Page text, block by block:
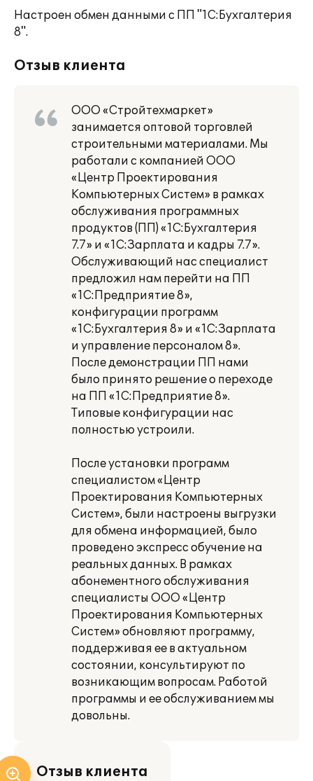
Настроен обмен данными с ПП "1С:Бухгалтерия
8".
Отзыв клиента
ООО «Стройтехмаркет»
занимается оптовой торговлей
строительными материалами. Мы
работали с компанией ООО
«Центр Проектирования
Компьютерных Систем» в рамках
обслуживания программных
продуктов (ПП) «1С:Бухгалтерия
7.7» и «1С:Зарплата и кадры 7.7».
Обслуживающий нас специалист
предложил нам перейти на ПП
«1С:Предприятие 8»,
конфигурации программ
«1С:Бухгалтерия 8» и «1С:Зарплата
и управление персоналом 8».
После демонстрации ПП нами
было принято решение о переходе
на ПП «1С:Предприятие 8».
Типовые конфигурации нас
полностью устроили.
После установки программ
специалистом «Центр
Проектирования Компьютерных
Систем», были настроены выгрузки
для обмена информацией, было
проведено экспресс обучение на
реальных данных. В рамках
абонементного обслуживания
специалисты ООО «Центр
Проектирования Компьютерных
Систем» обновляют программу,
поддерживая ее в актуальном
состоянии, консультируют по
возникающим вопросам. Работой
программы и ее обслуживанием мы
довольны.
Отзыв клиента